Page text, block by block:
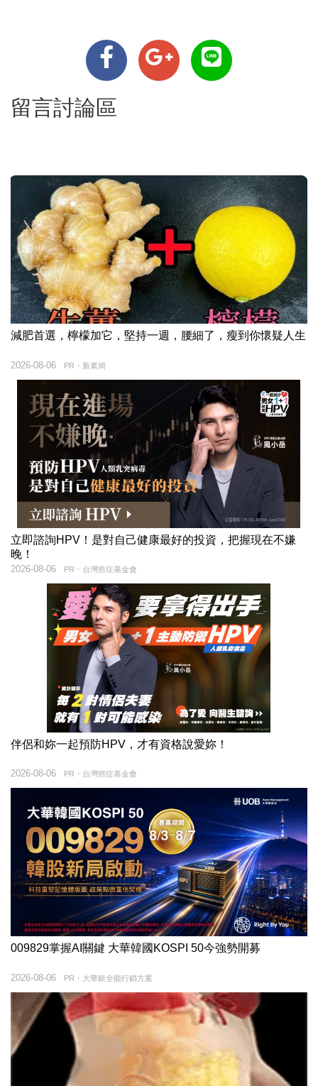
留言討論區
減肥首選，檸檬加它，堅持一週，腰細了，瘦到你懷疑人生
PR・新素簡
2026-08-06
立即諮詢HPV！是對自己健康最好的投資，把握現在不嫌
晚！
PR・台灣癌症基金會
2026-08-06
伴侶和妳一起預防HPV，才有資格說愛妳！
PR・台灣癌症基金會
2026-08-06
009829掌握AI關鍵 大華韓國KOSPI 50今強勢開募
PR・大華銀全能行銷方案
2026-08-06